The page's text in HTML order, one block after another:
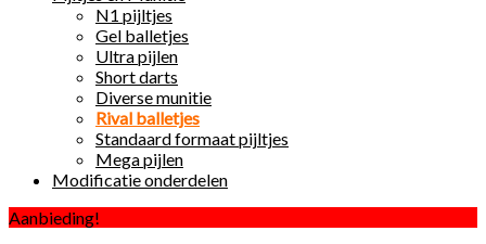
N1 pijltjes
Gel balletjes
Ultra pijlen
Short darts
Diverse munitie
Rival balletjes
Standaard formaat pijltjes
Mega pijlen
Modificatie onderdelen
Aanbieding!